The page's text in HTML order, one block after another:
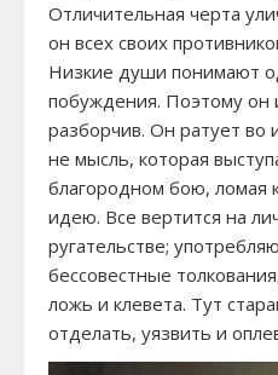
Отличительная черта
он всех своих
Низкие души понимают
побуждения. Поэтому он
разборчив. Он ратует во
не мысль, которая
благородном бою, ломая
идею. Все вертится на
ругательстве;
бессовестные
ложь и клевета. Тут
отделать, уязвить и